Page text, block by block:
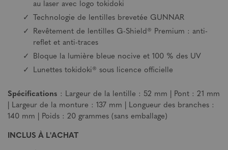
au laser avec logo tokidoki
Technologie de lentilles brevetée GUNNAR
Revêtement de lentilles G-Shield® Premium : anti-
reflet et anti-traces
Bloque la lumière bleue nocive et 100 % des UV
Lunettes tokidoki® sous licence officielle
Spécifications : Largeur de la lentille : 52 mm | Pont : 21 mm
| Largeur de la monture : 137 mm | Longueur des branches :
140 mm | Poids : 20 grammes (sans emballage)
INCLUS À L'ACHAT